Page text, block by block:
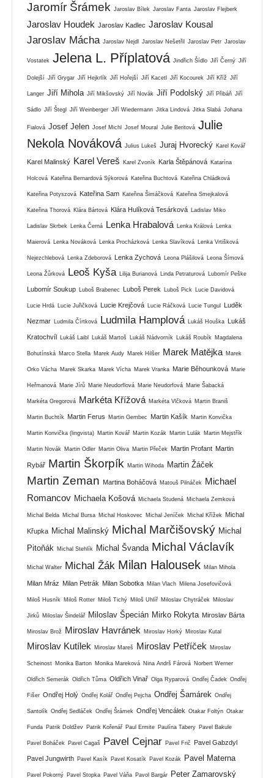
Jaromír Šrámek Jaroslav Bílek Jaroslav Fanta Jaroslav Flejberk
Jaroslav Houdek Jaroslav Kadlec Jaroslav Kousal
Jaroslav Mácha Jaroslav Nejdl Jaroslav Nešetřil Jaroslav Petr Jaroslav
Vostatek Jelena L. Příplatová Jindřich Šídlo Jiří Černý Jiří
Dolejší Jiří Grygar Jiří Hejkrlík Jiří Hořejší Jiří Kacetl Jiří Kocourek Jiří Kříž Jiří
Langer Jiří Mihola Jiří Mikšovský Jiří Novák Jiří Podolský Jiří Přibáň Jiří
Sádlo Jiří Štegl Jiří Weinberger Jiří Wiedermann Jitka Lindová Jitka Slabá Johana
Fialová Josef Jelen Josef Michl Josef Moural Julie Beritová Julie
Nekola Nováková Julius Lukeš Juraj Hvorecký Karel Kovář
Karel Malinský Karel Vereš Karel Zvoník Karla Štěpánová Katarína
Holcová Kateřina Bernardová Sýkorová Kateřina Buchtová Kateřina Chládková
Kateřina Potyszová Kateřina Sam Kateřina Šimáčková Kateřina Smejkalová
Kateřina Thorová Klára Bártová Klára Hulíková Tesárková Ladislav Miko
Ladislav Skrbek Lenka Černá Lenka Hrabalová Lenka Králová Lenka
Maierová Lenka Nováková Lenka Procházková Lenka Slavíková Lenka Vrtišková
Nejezchlebová Lenka Zdeborová Lenka Zychová Leona Plášilová Leona Šímová
Leona Žůrková Leoš Kyša Lilija Burianová Linda Petraturová Lubomír Peške
Lubomír Soukup Luboš Brabenec Luboš Perek Luboš Pick Lucie Davidová
Lucie Hrdá Lucie Juřičková Lucie Krejčová Lucie Ráčková Lucie Tungul Luděk
Nezmar Ludmila Čírtková Ludmila Hamplová Lukáš Houška Lukáš
Kratochvíl Lukáš Laibl Lukáš Martoš Lukáš Nádvorník Lukáš Roubík Magdalena
Bohutínská Marco Stella Marek Audy Marek Hilšer Marek Matějka Marek
Orko Vácha Marek Skarka Marek Vícha Marek Vranka Marie Běhounková Marie
Heřmanová Marie Jírů Marie Neudorflová Marie Neudorfová Marie Šabacká
Markéta Gregorová Markéta Křížová Markéta Vlčková Martin Braniš
Martin Buchtík Martin Ferus Martin Gembec Martin Kašík Martin Konvička
Martin Konvička (lingvista) Martin Kovář Martin Kozák Martin Lulák Martin Mejstřík
Martin Novák Martin Odler Martin Oliva Martin Přeček Martin Profant Martin
Rybář Martin Škorpík Martin Wihoda Martin Žáček
Martin Zeman Martina Boháčová Matouš Pilnáček Michael
Romancov Michaela Košová Michaela Studená Michaela Zemková
Michal Belda Michal Bursa Michal Hoskovec Michal Jeníček Michal Křížek Michal
Křupka Michal Malinský Michal Marčišovský Michal
Pitoňák Michal Stehlík Michal Švanda Michal Václavík
Michal Walter Michal Žák Milan Halousek Milan Mihola
Milan Mráz Milan Petrák Milan Sobotka Milan Vlach Milena Josefovičová
Miloš Husník Miloš Rotter Miloš Tichý Miloš Uhlíř Miloslav Chytráček Miloslav
Jirků Miloslav Šindelář Miloslav Špecián Mirko Rokyta Miroslav Bárta
Miroslav Brož Miroslav Havránek Miroslav Horký Miroslav Kutal
Miroslav Kutílek Miroslav Mareš Miroslav Petříček Miroslav
Scheinost Monika Barton Monika Mareková Nina Andrš Fárová Norbert Werner
Oldřich Semerák Oldřich Tůma Oldřich Vinař Olga Ryparová Ondřej Čadek Ondřej
Fišer Ondřej Holý Ondřej Kolář Ondřej Pejcha Ondřej Šamárek Ondřej
Santolík Ondřej Sedláček Ondřej Šrámek Ondřej Vencálek Otakar Foltýn Otakar
Funda Patrik Doldžev Patrik Kořenář Paul Ermite Paulína Tabery Pavel Bakule
Pavel Boháček Pavel Cagaš Pavel Cejnar Pavel Frič Pavel Gabzdyl
Pavel Jungwirth Pavel Kasík Pavel Kosatík Pavel Kozák Pavel Materna
Pavel Pokorný Pavel Stopka Pavel Váňa Pavol Bargár Peter Zamarovský